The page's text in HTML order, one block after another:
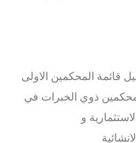
قائمة المحكمين الاولى
من المحكمين ذوي الخبرات في
و